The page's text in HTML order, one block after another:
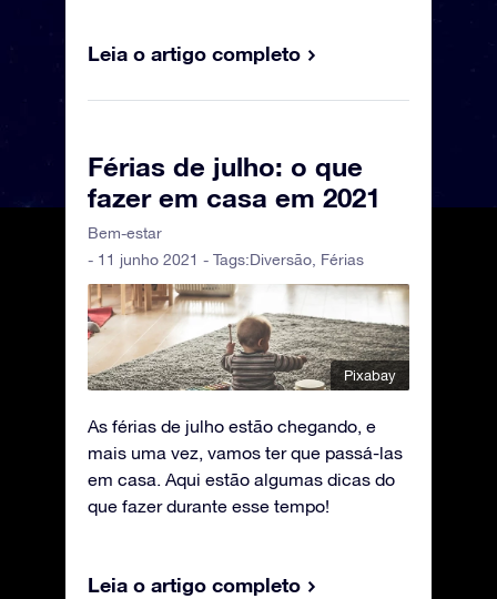
Leia o artigo completo
Férias de julho: o que
fazer em casa em 2021
Bem-estar
- 11 junho 2021 - Tags:Diversão, Férias
Pixabay
As férias de julho estão chegando, e
mais uma vez, vamos ter que passá-las
em casa. Aqui estão algumas dicas do
que fazer durante esse tempo!
Leia o artigo completo